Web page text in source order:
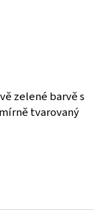
zelené barvě s
tvarovaný